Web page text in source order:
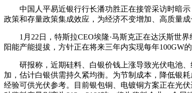
中国人平易近银行行长潘功胜正在接管采访时暗示
政策和存量政策集成效应，为经济不变增加、高质量
1月22日，特斯拉CEO埃隆·马斯克正在达沃斯世界
阳能产能提拔，方针正在将来三年内实现每年100GW的
研报称，近期硅料、白银价钱上涨导致光伏电池、
加，估计白银供需持久紧均衡。为节制成本，降低银
经验可供光伏参考。目前银包铜、电镀铜方案正在光